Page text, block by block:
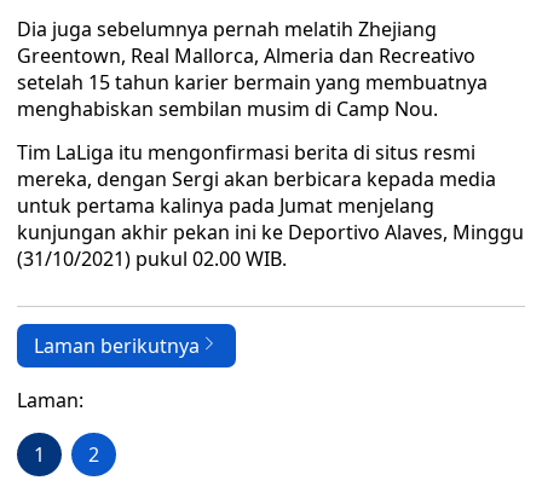
Dia juga sebelumnya pernah melatih Zhejiang
Greentown, Real Mallorca, Almeria dan Recreativo
setelah 15 tahun karier bermain yang membuatnya
menghabiskan sembilan musim di Camp Nou.
Tim LaLiga itu mengonfirmasi berita di situs resmi
mereka, dengan Sergi akan berbicara kepada media
untuk pertama kalinya pada Jumat menjelang
kunjungan akhir pekan ini ke Deportivo Alaves, Minggu
(31/10/2021) pukul 02.00 WIB.
Laman berikutnya
Laman:
1 2